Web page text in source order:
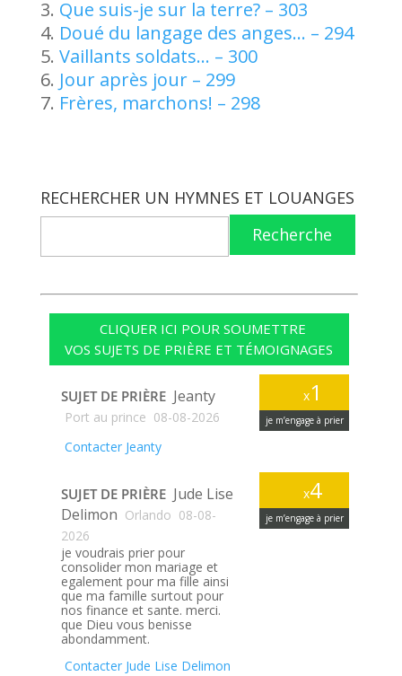
Que suis-je sur la terre? – 303
Doué du langage des anges… – 294
Vaillants soldats… – 300
Jour après jour – 299
Frères, marchons! – 298
RECHERCHER UN HYMNES ET LOUANGES
Recherche
CLIQUER ICI POUR SOUMETTRE
VOS SUJETS DE PRIÈRE ET TÉMOIGNAGES
x1
je m’engage à prier
SUJET DE PRIÈRE Jeanty
Port au prince 08-08-2026
Contacter Jeanty
x4
je m’engage à prier
SUJET DE PRIÈRE Jude Lise
Delimon Orlando 08-08-
2026
je voudrais prier pour
consolider mon mariage et
egalement pour ma fille ainsi
que ma famille surtout pour
nos finance et sante. merci.
que Dieu vous benisse
abondamment.
Contacter Jude Lise Delimon